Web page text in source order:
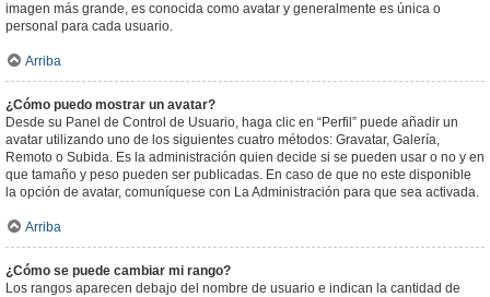
imagen más grande, es conocida como avatar y generalmente es única o
personal para cada usuario.
Arriba
¿Cómo puedo mostrar un avatar?
Desde su Panel de Control de Usuario, haga clic en “Perfil” puede añadir un
avatar utilizando uno de los siguientes cuatro métodos: Gravatar, Galería,
Remoto o Subida. Es la administración quien decide si se pueden usar o no y en
que tamaño y peso pueden ser publicadas. En caso de que no este disponible
la opción de avatar, comuníquese con La Administración para que sea activada.
Arriba
¿Cómo se puede cambiar mi rango?
Los rangos aparecen debajo del nombre de usuario e indican la cantidad de